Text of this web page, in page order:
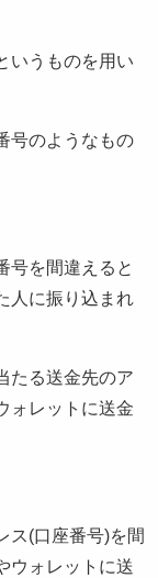
いうものを用い
号のようなもの
号を間違えると
人に振り込まれ
たる送金先のア
ォレットに送金
ス(口座番号)を間
ウォレットに送